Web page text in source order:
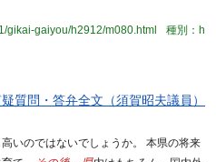
gikai-gaiyou/h2912/m080.html
種別：h
質問・答弁全文（須賀昭夫議員）
いのではないでしょうか。 本県の将来